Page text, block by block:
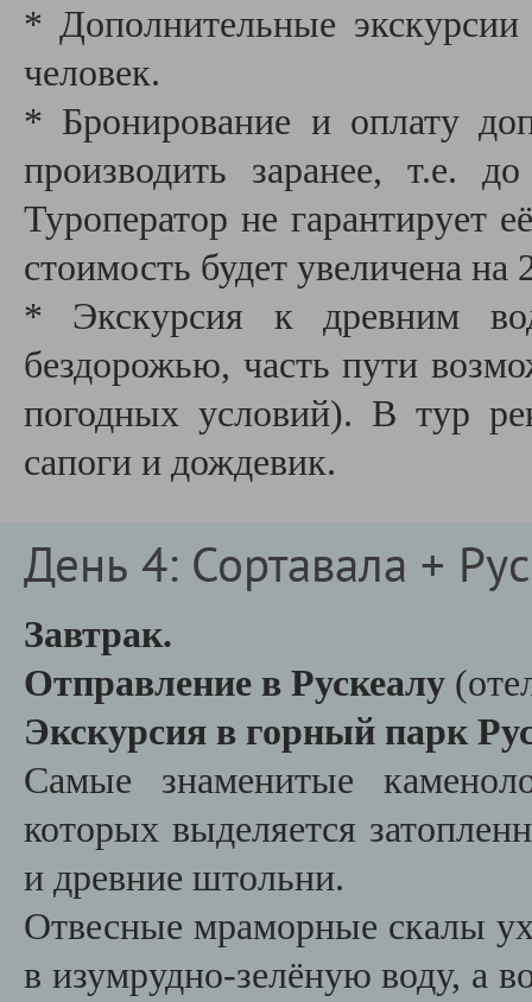
* Дополнительные
человек.
* Бронирование и оплату
производить заранее, т.е.
Туроператор не гарантирует
стоимость будет увеличена на
* Экскурсия к древним
бездорожью, часть пути
погодных условий). В тур
сапоги и дождевик.
День 4: Сортавала +
Завтрак.
Отправление в Рускеалу
Экскурсия в горный парк
Самые знаменитые
которых выделяется
и древние штольни.
Отвесные мраморные скалы
в изумрудно-зелёную воду, а